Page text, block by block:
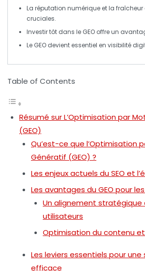
La réputation numérique et la
cruciales.
Investir tôt dans le GEO offre un
Le GEO devient essentiel en visibilité
Table of Contents
Résumé sur L’Optimisation par
(GEO)
Qu’est-ce que l’Optimisation
Génératif (GEO) ?
Les enjeux actuels du SEO et
Les avantages du GEO pour
Un alignement stratégique
utilisateurs
Optimisation du contenu
Les leviers essentiels pour une
efficace